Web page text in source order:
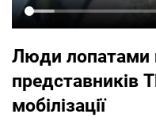
Люди лопатами
представників
мобілізації